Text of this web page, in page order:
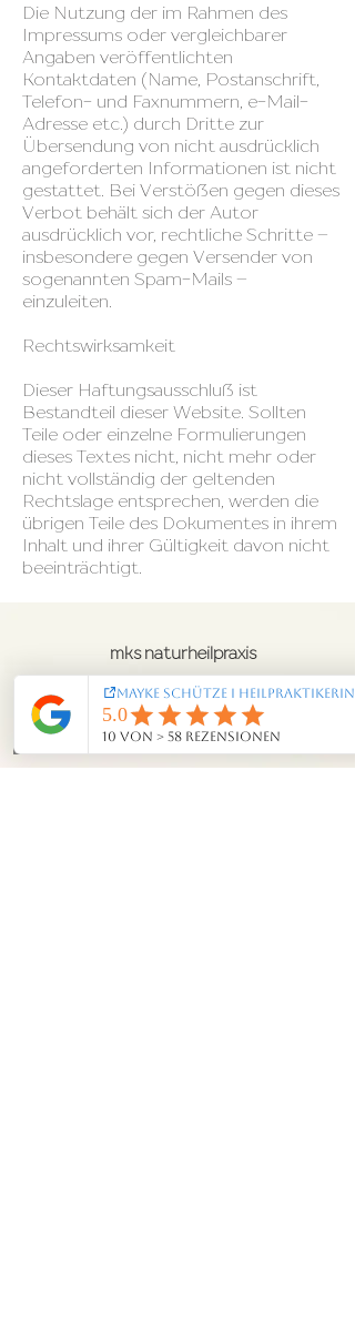
Die Nutzung der im Rahmen des
Impressums oder vergleichbarer
Angaben veröffentlichten
Kontaktdaten (Name, Postanschrift,
Telefon- und Faxnummern, e-Mail-
Adresse etc.) durch Dritte zur
Übersendung von nicht ausdrücklich
angeforderten Informationen ist nicht
gestattet. Bei Verstößen gegen dieses
Verbot behält sich der Autor
ausdrücklich vor, rechtliche Schritte –
insbesondere gegen Versender von
sogenannten Spam-Mails –
einzuleiten.
Rechtswirksamkeit
Dieser Haftungsausschluß ist
Bestandteil dieser Website. Sollten
Teile oder einzelne Formulierungen
dieses Textes nicht, nicht mehr oder
nicht vollständig der geltenden
Rechtslage entsprechen, werden die
übrigen Teile des Dokumentes in ihrem
Inhalt und ihrer Gültigkeit davon nicht
beeinträchtigt.
mks naturheilpraxis
Mayke Schütze
staatlich geprüfte Heilpraktikerin
NaturheilpraxisWolfratshausen